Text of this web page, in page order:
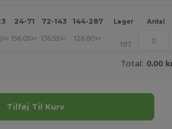
24-71 72-143 144-287 288 + Mere
Lager Antal
kr 156.05 kr 136.55 kr 126.80 kr
197
Total: 0.00
Tilføj Til Kurv